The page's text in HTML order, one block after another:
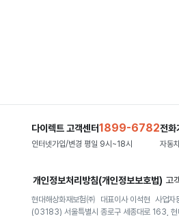
다이렉트 고객센터1899-6782
인터넷가입/변경 평일 9시~18시
전화
자동
개인정보처리방침(개인정보보호법) 고
현대해상화재보험㈜ 대표이사 이석현 사업
(03183) 서울특별시 종로구 세종대로 163, 현